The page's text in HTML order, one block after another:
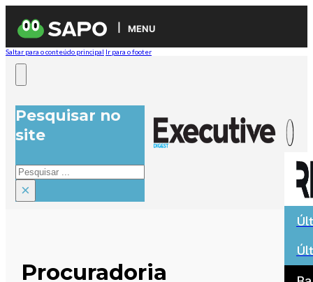
MENU
Saltar para o conteúdo principal Ir para o footer
Pesquisar no
site
Pesquisar
×
Procuradoria